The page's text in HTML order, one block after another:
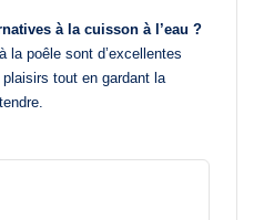
à la cuisson à l’eau ?
la poêle sont d’excellentes
tout en gardant la